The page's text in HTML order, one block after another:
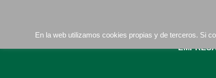
En la web utilizamos cookies propias y de terceros. Si